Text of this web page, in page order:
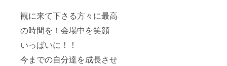
観に来て下さる方々に最高
の時間を！会場中を笑顔
いっぱいに！！
今までの自分達を成長させ